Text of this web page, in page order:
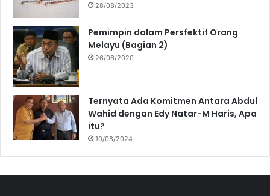
28/08/2023
Pemimpin dalam Persfektif Orang
Melayu (Bagian 2)
26/06/2020
Ternyata Ada Komitmen Antara Abdul
Wahid dengan Edy Natar-M Haris, Apa
itu?
10/08/2024